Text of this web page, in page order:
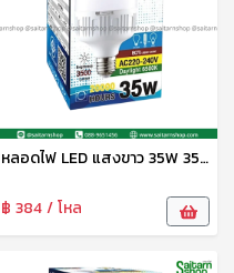
หลอดไฟ LED แสงขาว 35W 3500lm G-1125 HG
฿ 384 / โหล